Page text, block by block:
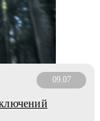
09.07